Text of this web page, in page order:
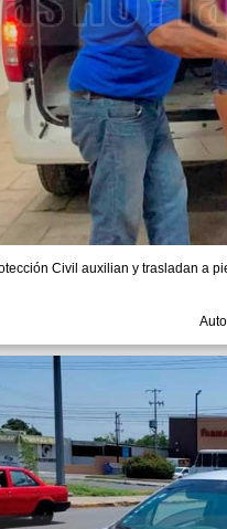
Civil auxilian y trasladan a